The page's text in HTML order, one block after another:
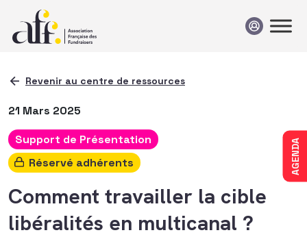
AGENDA
Revenir au centre de ressources
21 Mars 2025
Support de Présentation
Réservé adhérents
Comment travailler la cible
libéralités en multicanal ?